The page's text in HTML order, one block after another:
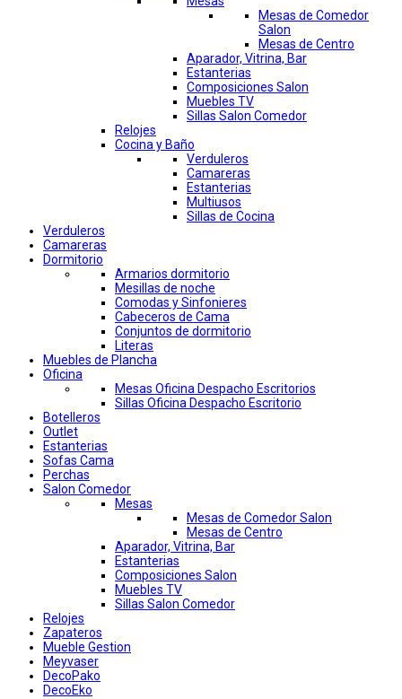
Mesas de Comedor
Salon
Mesas de Centro
Aparador, Vitrina, Bar
Estanterias
Composiciones Salon
Muebles TV
Sillas Salon Comedor
Relojes
Cocina y Baño
Verduleros
Camareras
Estanterias
Multiusos
Sillas de Cocina
Verduleros
Camareras
Dormitorio
Armarios dormitorio
Mesillas de noche
Comodas y Sinfonieres
Cabeceros de Cama
Conjuntos de dormitorio
Literas
Muebles de Plancha
Oficina
Mesas Oficina Despacho Escritorios
Sillas Oficina Despacho Escritorio
Botelleros
Outlet
Estanterias
Sofas Cama
Perchas
Salon Comedor
Mesas
Mesas de Comedor Salon
Mesas de Centro
Aparador, Vitrina, Bar
Estanterias
Composiciones Salon
Muebles TV
Sillas Salon Comedor
Relojes
Zapateros
Mueble Gestion
Meyvaser
DecoPako
DecoEko